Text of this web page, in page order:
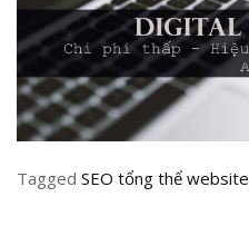
Tagged SEO tổng thể website